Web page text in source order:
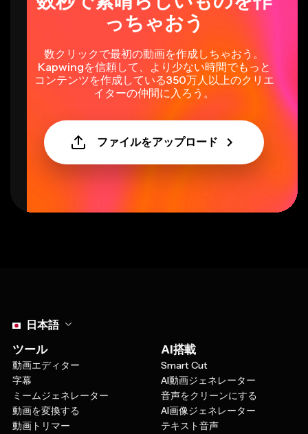
っちゃおう
数クリックで最初の動画を作成しちゃおう。
Kapwingを信頼して、より少ない時間でもっと
コンテンツを作成している350万人以上のクリエ
イターの仲間に入ろう。
ファイルをアップロード
日本語
ツール
動画エディター
字幕
ミームジェネレーター
動画を変換する
動画トリマー
AI搭載
Smart Cut
AI動画ジェネレーター
音声をクリーンにする
AI画像ジェネレーター
テキスト音声